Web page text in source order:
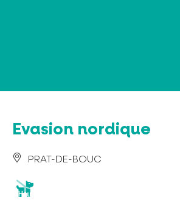
Evasion nordique
PRAT-DE-BOUC